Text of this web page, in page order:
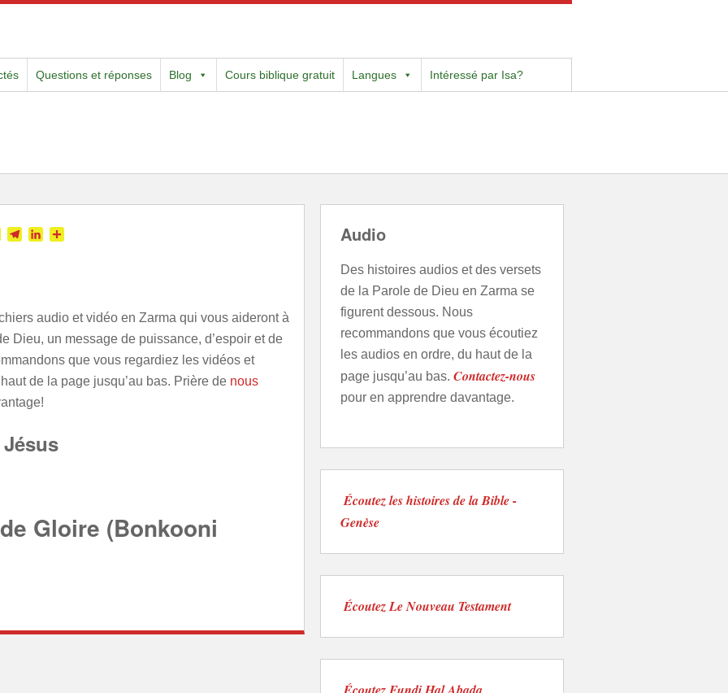
Questions et réponses Blog Cours biblique gratuit Langues Intéressé par Isa?
SkypeTelegramLinkedIn
audio et vidéo en Zarma qui vous aideront à
Dieu, un message de puissance, d’espoir et de
que vous regardiez les vidéos et
de la page jusqu’au bas. Prière de nous
Gloire (Bonkooni
Audio
Des histoires audios et des versets
de la Parole de Dieu en Zarma se
figurent dessous. Nous
recommandons que vous écoutiez
les audios en ordre, du haut de la
page jusqu’au bas.Contactez-nous
pour en apprendre davantage.
Écoutez les histoires de la Bible -
Genèse
Écoutez Le Nouveau Testament